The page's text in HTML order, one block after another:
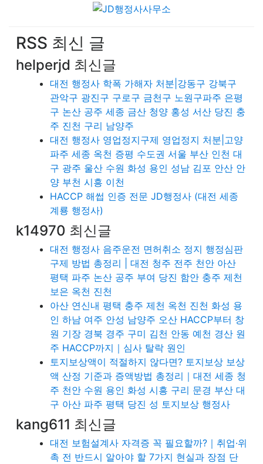
RSS 최신 글
helperjd 최신글
대전 행정사 학폭 가해자 처분|강동구 강북구
관악구 광진구 구로구 금천구 노원구파주 은평
구 논산 공주 세종 금산 청양 홍성 서산 당진 충
주 진천 구리 남양주
대전 행정사 영업정지구제 영업정지 처분|고양
파주 세종 옥천 증평 수도권 서울 부산 인천 대
구 광주 울산 수원 화성 용인 성남 김포 안산 안
양 부천 시흥 이천
HACCP 해썹 인증 전문 JD행정사 (대전 세종
계룡 행정사)
k14970 최신글
대전 행정사 음주운전 면허취소 정지 행정심판
구제 방법 총정리 | 대전 청주 전주 천안 아산
평택 파주 논산 공주 부여 당진 함안 충주 제천
보은 옥천 진천
아산 연신내 평택 충주 제천 옥천 진천 화성 용
인 하남 여주 안성 남양주 오산 HACCP부터 창
원 기장 경북 경주 구미 김천 안동 예천 경산 원
주 HACCP까지｜심사 탈락 원인
토지보상액이 적절하지 않다면? 토지보상 보상
액 산정 기준과 증액방법 총정리｜대전 세종 청
주 천안 수원 용인 화성 시흥 구리 문경 부산 대
구 아산 파주 평택 당진 성 토지보상 행정사
kang611 최신글
대전 보험설계사 자격증 꼭 필요할까?｜취업·위
촉 전 반드시 알아야 할 7가지 현실과 장점 단